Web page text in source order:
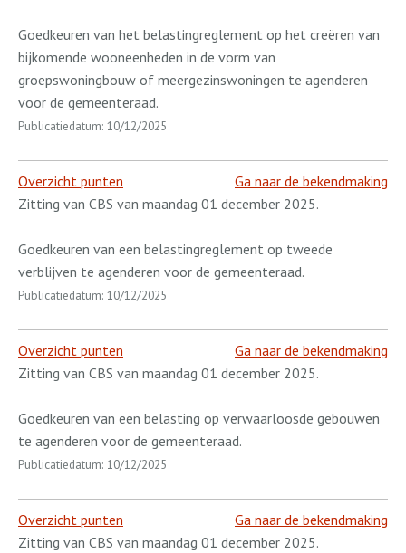
Goedkeuren van het belastingreglement op het creëren van
bijkomende wooneenheden in de vorm van
groepswoningbouw of meergezinswoningen te agenderen
voor de gemeenteraad.
Publicatiedatum: 10/12/2025
Overzicht punten
Ga naar de bekendmaking
Zitting van CBS van maandag 01 december 2025.
Goedkeuren van een belastingreglement op tweede
verblijven te agenderen voor de gemeenteraad.
Publicatiedatum: 10/12/2025
Overzicht punten
Ga naar de bekendmaking
Zitting van CBS van maandag 01 december 2025.
Goedkeuren van een belasting op verwaarloosde gebouwen
te agenderen voor de gemeenteraad.
Publicatiedatum: 10/12/2025
Overzicht punten
Ga naar de bekendmaking
Zitting van CBS van maandag 01 december 2025.